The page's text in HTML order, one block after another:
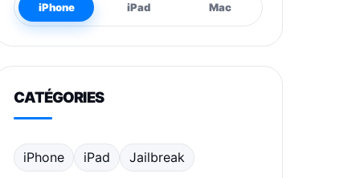
iPhone iPad Mac
CATÉGORIES
iPhone iPad Jailbreak